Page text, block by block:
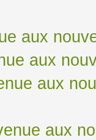
aux
aux
aux
aux